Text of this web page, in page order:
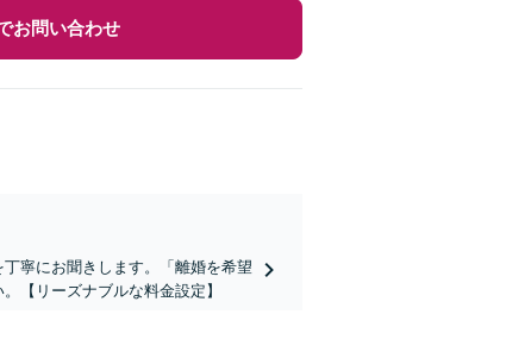
お問い合わせ
寧にお聞きします。「離婚を希望
【リーズナブルな料金設定】